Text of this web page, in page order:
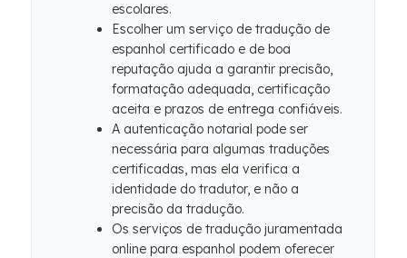
escolares.
Escolher um serviço de tradução de
espanhol certificado e de boa
reputação ajuda a garantir precisão,
formatação adequada, certificação
aceita e prazos de entrega confiáveis.
A autenticação notarial pode ser
necessária para algumas traduções
certificadas, mas ela verifica a
identidade do tradutor, e não a
precisão da tradução.
Os serviços de tradução juramentada
online para espanhol podem oferecer